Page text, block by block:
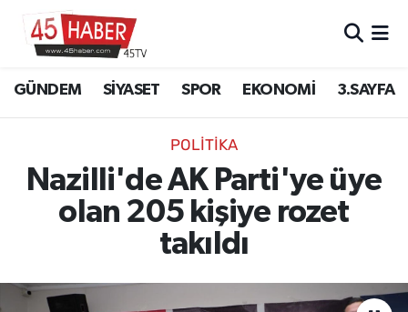
GÜNDEM SİYASET SPOR EKONOMİ 3.SAYFA
POLITIKA
Nazilli'de AK Parti'ye üye
olan 205 kişiye rozet
takıldı
SİYASET
SPOR
EKONOMİ
EĞİTİM
Manisa Hava Durumu
Manisa Namaz Vakitleri
Manisa Trafik Yoğunluk Haritası
Süper Lig Puan Durumu ve Fikstür
Tüm Manşetler